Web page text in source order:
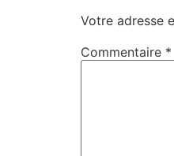
Votre adresse
Commentaire *